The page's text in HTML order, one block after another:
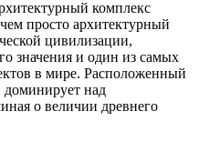
просто архитектурный
цивилизации,
значения и один из самых
в мире. Расположенный
доминирует над
о величии древнего